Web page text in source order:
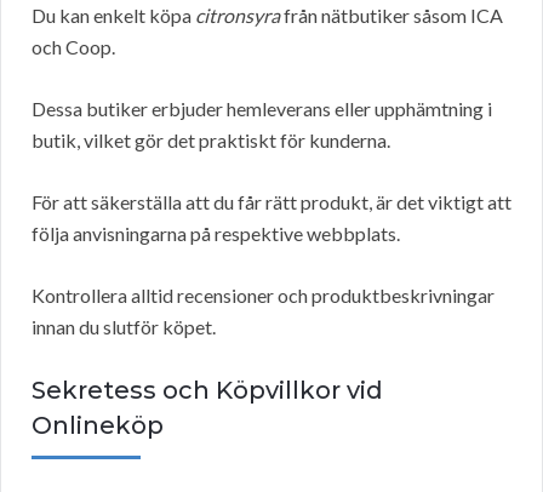
Du kan enkelt köpa citronsyrafrån nätbutiker såsom ICA
och Coop.
Dessa butiker erbjuder hemleverans eller upphämtning i
butik, vilket gör det praktiskt för kunderna.
För att säkerställa att du får rätt produkt, är det viktigt att
följa anvisningarna på respektive webbplats.
Kontrollera alltid recensioner och produktbeskrivningar
innan du slutför köpet.
Sekretess och Köpvillkor vid
Onlineköp